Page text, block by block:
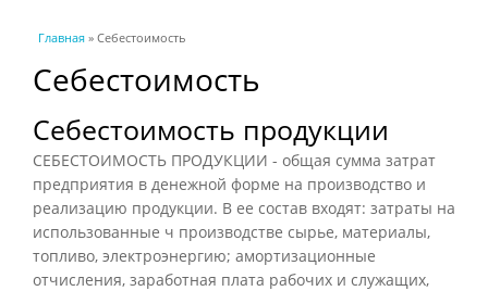
Вы здесь
Главная » Себестоимость
Себестоимость
Себестоимость продукции
СЕБЕСТОИМОСТЬ ПРОДУКЦИИ - общая сумма затрат
предприятия в денежной форме на производство и
реализацию продукции. В ее состав входят: затраты на
использованные ч производстве сырье, материалы,
топливо, электроэнергию; амортизационные
отчисления, заработная плата рабочих и служащих,